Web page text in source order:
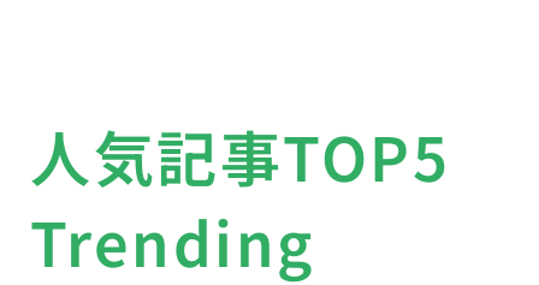
人気記事TOP5
Trending